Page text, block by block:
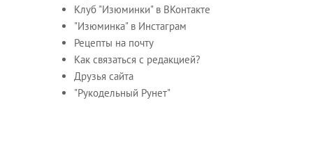
Клуб "Изюминки" в ВКонтакте
"Изюминка" в Инстаграм
Рецепты на почту
Как связаться с редакцией?
Друзья сайта
"Рукодельный Рунет"